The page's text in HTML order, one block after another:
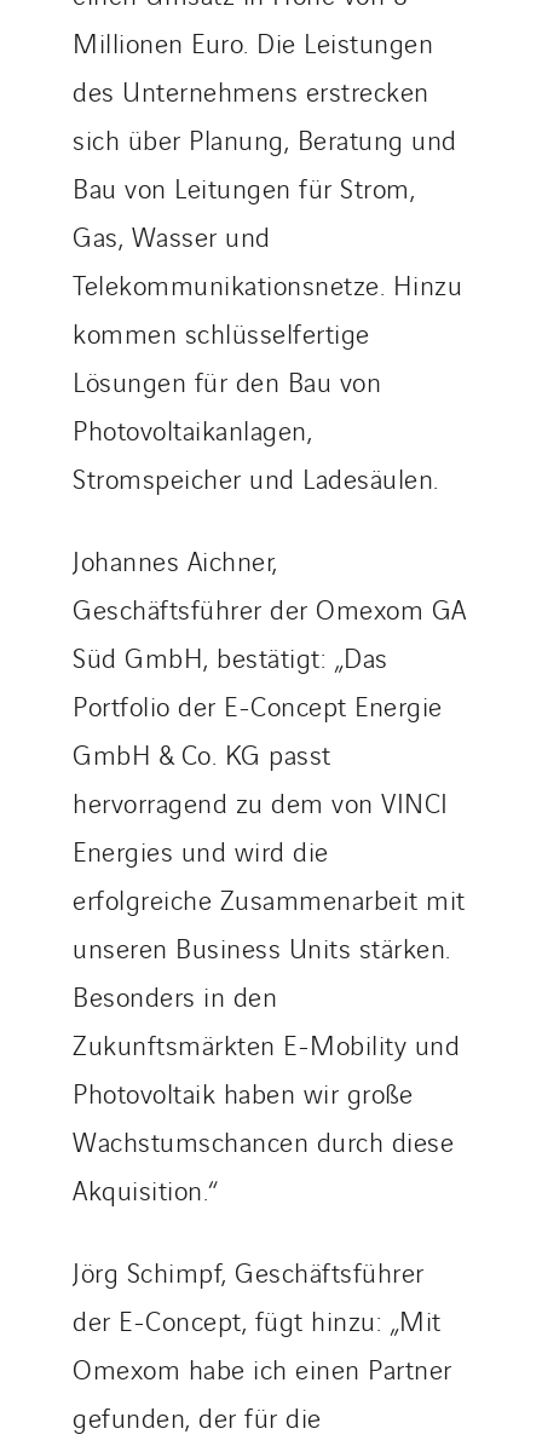
Millionen Euro. Die Leistungen
des Unternehmens erstrecken
sich über Planung, Beratung und
Bau von Leitungen für Strom,
Gas, Wasser und
Telekommunikationsnetze. Hinzu
kommen schlüsselfertige
Lösungen für den Bau von
Photovoltaikanlagen,
Stromspeicher und Ladesäulen.
Johannes Aichner,
Geschäftsführer der Omexom GA
Süd GmbH, bestätigt: „Das
Portfolio der E-Concept Energie
GmbH & Co. KG passt
hervorragend zu dem von VINCI
Energies und wird die
erfolgreiche Zusammenarbeit mit
unseren Business Units stärken.
Besonders in den
Zukunftsmärkten E-Mobility und
Photovoltaik haben wir große
Wachstumschancen durch diese
Akquisition.“
Jörg Schimpf, Geschäftsführer
der E-Concept, fügt hinzu: „Mit
Omexom habe ich einen Partner
gefunden, der für die